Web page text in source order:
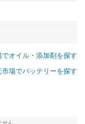
でオイル・添加剤を探す
市場でバッテリーを探す
ん。